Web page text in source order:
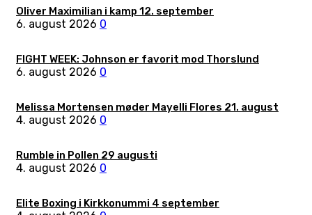
Oliver Maximilian i kamp 12. september
6. august 2026 0
FIGHT WEEK: Johnson er favorit mod Thorslund
6. august 2026 0
Melissa Mortensen møder Mayelli Flores 21. august
4. august 2026 0
Rumble in Pollen 29 augusti
4. august 2026 0
Elite Boxing i Kirkkonummi 4 september